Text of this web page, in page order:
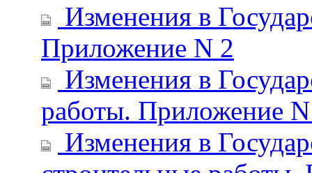
Изменения в
Приложение N 2
Изменения в
работы. Приложение
Изменения в